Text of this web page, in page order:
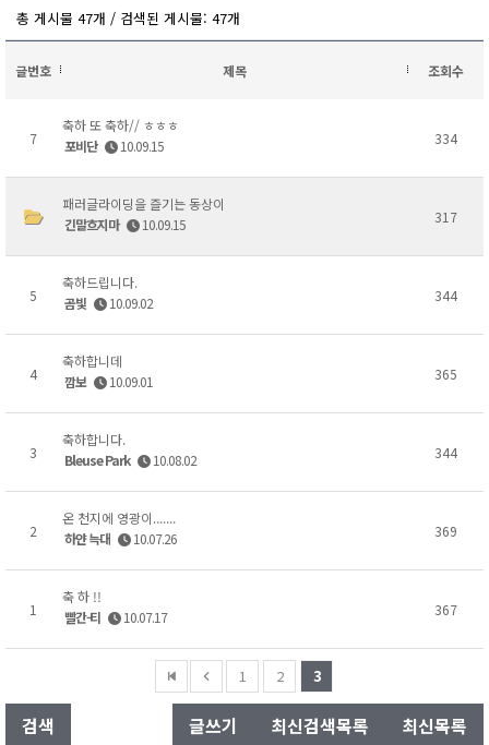
총 게시물 47개 / 검색된 게시물: 47개
글번호 제목 조회수
7
축하 또 축하// ㅎㅎㅎ
포비단
10.09.15 334
패러글라이딩을 즐기는 동상이
긴말흐지마
10.09.15 317
5
축하드립니다.
곰빛
10.09.02 344
4
축하합니데
깜보
10.09.01 365
3
축하합니다.
Bleuse Park
10.08.02 344
2
온 천지에 영광이.......
하얀 늑대
10.07.26 369
1
축 하 !!
빨간-티
10.07.17 367
1 2 3
검색 글쓰기 최신검색목록 최신목록